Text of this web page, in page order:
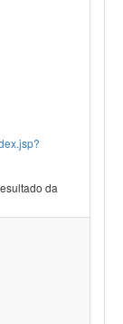
da